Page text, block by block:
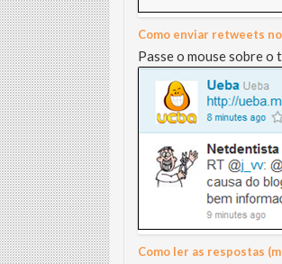
Como enviar retweets
Passe o mouse sobre
Como ler as respostas